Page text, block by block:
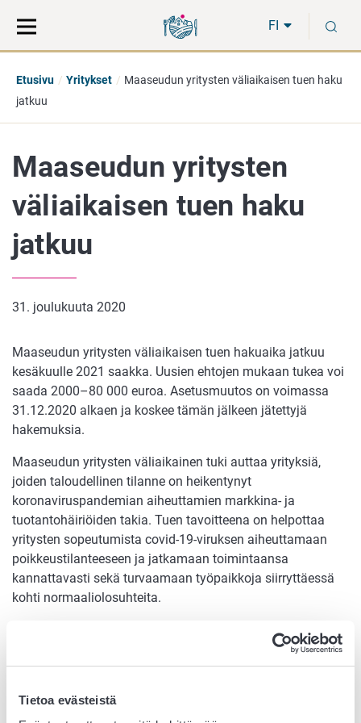
Tietoa evästeistä
suoraan
sisältöön
koko
sivuston
FI
Etusivu Yritykset
Maaseudun yritysten väliaikaisen tuen haku
jatkuu
Maaseudun yritysten
väliaikaisen tuen haku
jatkuu
31. joulukuuta 2020
Maaseudun yritysten väliaikaisen tuen hakuaika jatkuu
kesäkuulle 2021 saakka. Uusien ehtojen mukaan tukea voi
saada 2000–80 000 euroa. Asetusmuutos on voimassa
31.12.2020 alkaen ja koskee tämän jälkeen jätettyjä
hakemuksia.
Maaseudun yritysten väliaikainen tuki auttaa yrityksiä,
joiden taloudellinen tilanne on heikentynyt
koronaviruspandemian aiheuttamien markkina- ja
tuotantohäiriöiden takia. Tuen tavoitteena on helpottaa
yritysten sopeutumista covid-19-viruksen aiheuttamaan
poikkeustilanteeseen ja jatkamaan toimintaansa
kannattavasti sekä turvaamaan työpaikkoja siirryttäessä
kohti normaaliolosuhteita.
Tukea voi hakea uudelleen, jos aiempi hakemus on hylätty
sen takia, että kustannukset eivät ole riittäneet tuen
vähimmäismäärään.
Jos yrittäjä on jo saanut tukea, hän voi hakea tukea